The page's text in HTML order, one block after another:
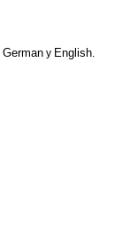
German y English